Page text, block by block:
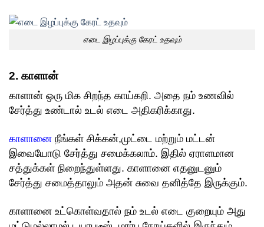
எடை இழப்புக்கு கேரட் உதவும்
2. காளான்
காளான் ஒரு மிக சிறந்த காய்கறி. அதை நம் உணவில்
சேர்த்து உண்டால் உடல் எடை அதிகரிக்காது.
காளானை நீங்கள் சிக்கன்,முட்டை மற்றும் மட்டன்
இவையோடு சேர்த்து சமைக்கலாம். இதில் ஏராளமான
சத்துக்கள் நிறைந்துள்ளது. காளானை எதனுடனும்
சேர்த்து சமைத்தாலும் அதன் சுவை தனித்தே இருக்கும்.
காளானை உட்கொள்வதால் நம் உடல் எடை குறையும் அது